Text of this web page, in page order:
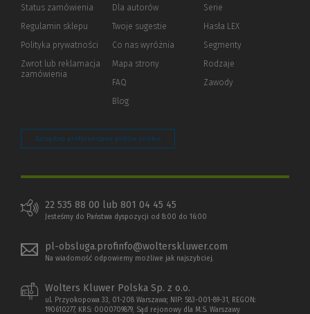
Status zamówienia
Regulamin sklepu
Polityka prywatności (Nowe
(Link
innej
Zwrot lub reklamacja
zamówienia
Dla autorów(Nowe
(Link
innej
strony)
Twoje sugestie
Co nas wyróżnia
Mapa strony
FAQ
Blog
Serie
Hasła LEX
Segmenty
Rodzaje
Zawody
Zarządzaj preferencjami plików cookie
22 535 88 00 lub 801 04 45 45
Jesteśmy do Państwa dyspozycji od 8:00 do 16:00
pl-obsluga.profinfo@wolterskluwer.com
Na wiadomość odpowiemy możliwe jak najszybciej.
Wolters Kluwer Polska Sp. z o.o.
ul. Przyokopowa 33, 01-208 Warszawa; NIP: 583-001-89-31, REGON:
190610277, KRS: 0000709879, Sąd rejonowy dla M.S. Warszawy